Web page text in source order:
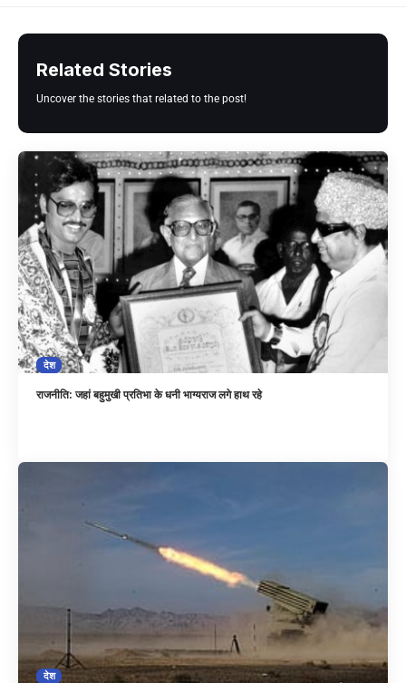
Related Stories
Uncover the stories that related to the post!
देश
राजनीति: जहां बहुमुखी प्रतिभा के धनी भाग्यराज लगे हाथ रहे
देश